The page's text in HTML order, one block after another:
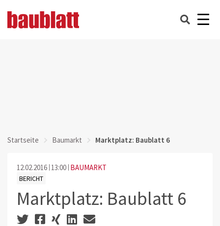
Startseite Baumarkt Marktplatz: Baublatt 6
12.02.2016 13:00 BAUMARKT
BERICHT
Marktplatz: Baublatt 6